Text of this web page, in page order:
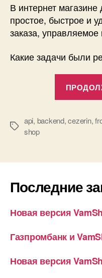
В интернет
простое, быстрое и
заказа, управляемое
Какие задачи были
Метки
api, backend,cezerin,
shop
Последние
Новая версия
Газпромбанк и
Новая версия